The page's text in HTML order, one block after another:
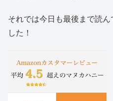
それでは今日も最後まで読
した！